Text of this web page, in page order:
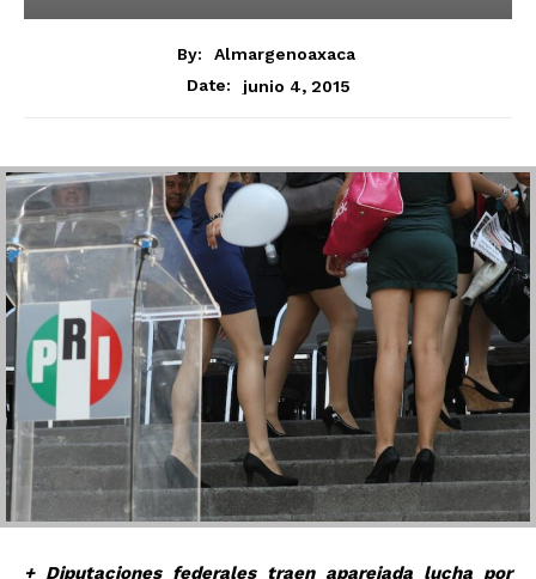
By:
Almargenoaxaca
Date:
junio 4, 2015
+ Diputaciones federales traen aparejada lucha por